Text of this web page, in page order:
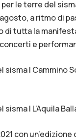
le terre del
a ritmo di
di tutta la
e
sisma | Cammino
| L’Aquila
con un’edizione